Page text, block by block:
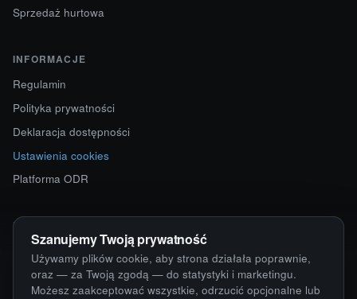
Sprzedaż hurtowa
INFORMACJE
Regulamin
Polityka prywatności
Deklaracja dostępności
Ustawienia cookies
Platforma ODR
KONTAKT
ul. Starokościelna 12
63-750 Sulmierzyce
792 171 171 · 791 110 055
Szanujemy Twoją prywatność
Używamy plików cookie, aby strona działała poprawnie,
oraz — za Twoją zgodą — do statystyki i marketingu.
Możesz zaakceptować wszystkie, odrzucić opcjonalne lub